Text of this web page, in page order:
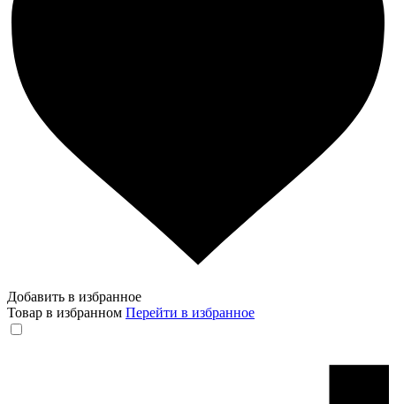
Добавить в избранное
Товар в избранном Перейти в избранное